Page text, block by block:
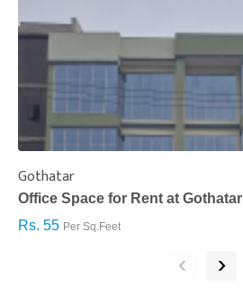
Gothatar
Office Space for Rent at Gothatar
Rs. 55 Per Sq.Feet
‹ ›